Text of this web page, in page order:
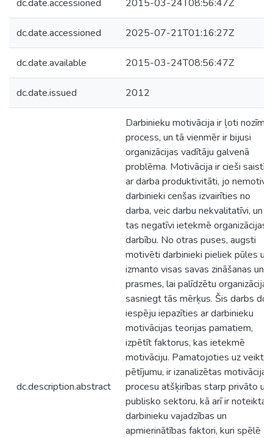
dc.date.accessioned 2015-03-24T08:56:47Z
dc.date.accessioned 2025-07-21T01:16:27Z
dc.date.available 2015-03-24T08:56:47Z
dc.date.issued 2012
dc.description.abstract
Darbinieku motivācija ir ļoti
process, un tā vienmēr ir bijusi
organizācijas vadītāju galvenā
problēma. Motivācija ir cieši saistīta
ar darba produktivitāti, jo
darbinieki cenšas izvairīties no
darba, veic darbu nekvalitatīvi, un
tas negatīvi ietekmē organizācijas
darbību. No otras puses, augsti
motivēti darbinieki pieliek pūles un
izmanto visas savas zināšanas un
prasmes, lai palīdzētu organizācijai
sasniegt tās mērķus. Šis darbs dod
iespēju iepazīties ar darbinieku
motivācijas teorijas pamatiem,
izpētīt faktorus, kas ietekmē
motivāciju. Pamatojoties uz veikto
pētījumu, ir izanalizētas motivācijas
procesu atšķirības starp privāto un
publisko sektoru, kā arī ir noteiktas
darbinieku vajadzības un
apmierinātības faktori, kuri spēlē